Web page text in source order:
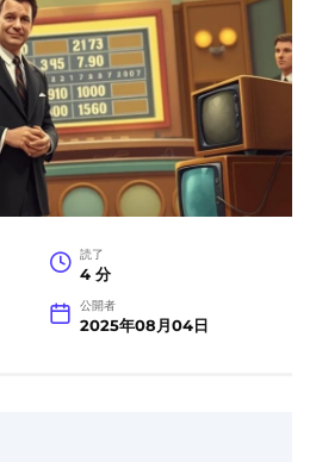
読了
4 分
公開者
2025年08月04日